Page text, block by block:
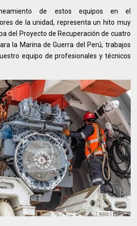
de estos equipos en el
de la unidad, representa un hito muy
del Proyecto de Recuperación de cuatro
la Marina de Guerra del Perú, trabajos
equipo de profesionales y técnicos